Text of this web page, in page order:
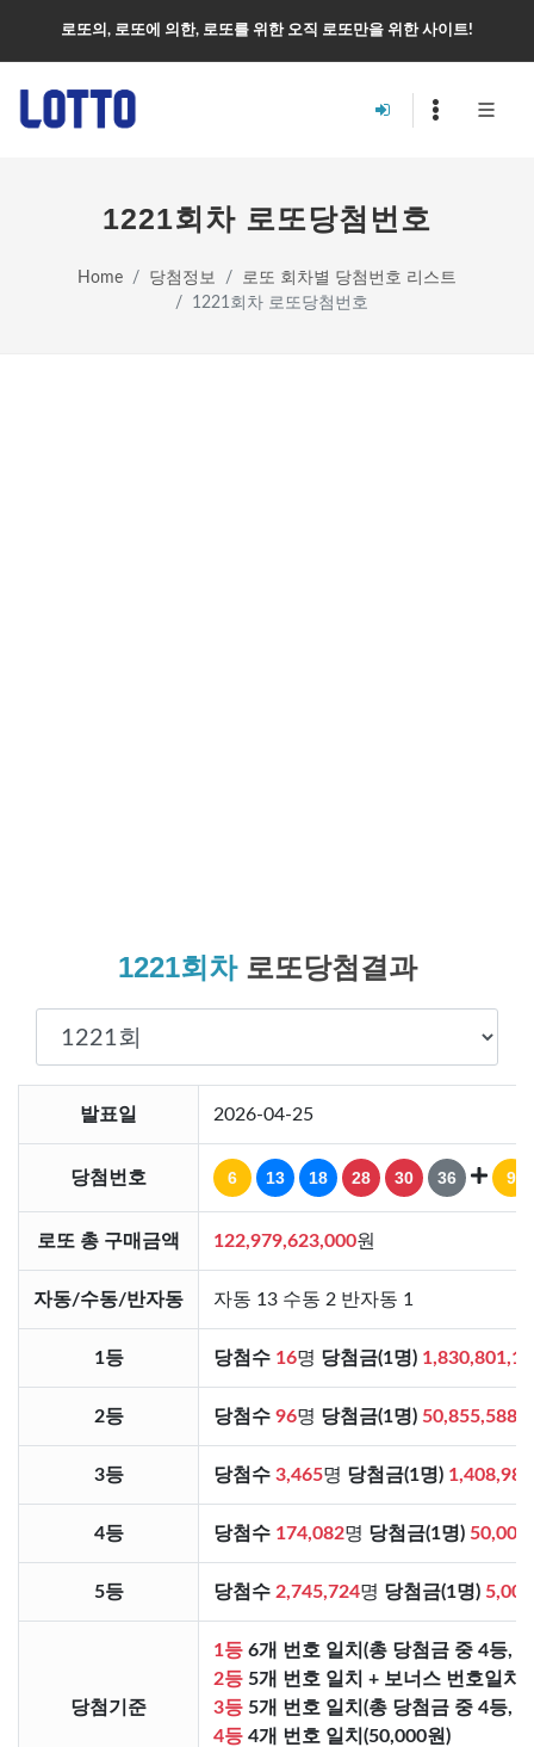
로또의, 로또에 의한, 로또를 위한 오직 로또만을 위한 사이트!
1221회차 로또당첨번호
Home 당첨정보
로또 회차별 당첨번호 리스트
1221회차 로또당첨번호
1221회차로또당첨결과
발표일 2026-04-25
당첨번호 6 13 18 28 30 36 9
로또 총 구매금액 122,979,623,000원
자동/수동/반자동 자동 13 수동 2 반자동 1
1등 당첨수 16명 당첨금(1명)
2등 당첨수 96명 당첨금(1명) 50,855,588
3등 당첨수 3,465명 당첨금(1명) 1,408,986
4등 당첨수 174,082명 당첨금(1명) 50,000
5등 당첨수 2,745,724명 당첨금(1명) 5,000
당첨기준
1등 6개 번호 일치(총 당첨금 중 4등,
2등 5개 번호 일치 + 보너스 번호일치
3등 5개 번호 일치(총 당첨금 중 4등,
4등 4개 번호 일치(50,000원)